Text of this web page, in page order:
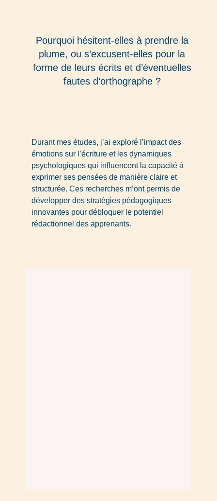
Pourquoi hésitent-elles à prendre la
plume, ou s’excusent-elles pour la
forme de leurs écrits et d’éventuelles
fautes d’orthographe ?
Durant mes études, j’ai exploré l’impact des
émotions sur l’écriture et les dynamiques
psychologiques qui influencent la capacité à
exprimer ses pensées de manière claire et
structurée. Ces recherches m’ont permis de
développer des stratégies pédagogiques
innovantes pour débloquer le potentiel
rédactionnel des apprenants.